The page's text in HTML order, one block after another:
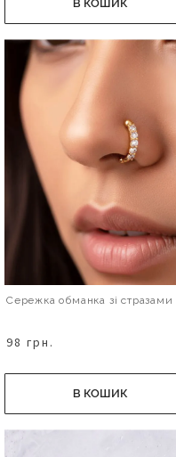
В КОШИК
Сережка обманка зі стразами
98 грн.
В КОШИК